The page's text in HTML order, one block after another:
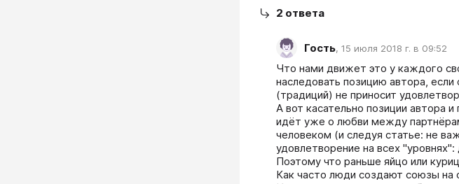
2 ответа
Гость, 15 июля 2018 г. в 09:52
Что нами движет это у каждого
наследовать позицию автора,
(традиций) не приносит
А вот касательно позиции автора
идёт уже о любви между
человеком (и следуя статье: не
удовлетворение на всех
Поэтому что раньше яйцо или
Как часто люди создают союзы на